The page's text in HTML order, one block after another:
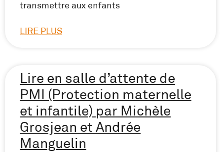
transmettre aux enfants
LIRE PLUS
Lire en salle d’attente de
PMI (Protection maternelle
et infantile) par Michèle
Grosjean et Andrée
Manguelin